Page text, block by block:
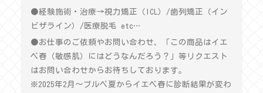
●経験施術・治療→視力矯正（ICL）/歯列矯正（イン
ビザライン）/医療脱毛 etc…
●お仕事のご依頼やお問い合わせ、「この商品はイエ
ベ春（敏感肌）にはどうなんだろう？」等リクエスト
はお問い合わせからお待ちしております。
※2025年2月〜ブルベ夏からイエベ春に診断結果が変わ